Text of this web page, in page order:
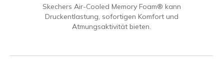
Skechers Air-Cooled Memory Foam® kann
Druckentlastung, sofortigen Komfort und
Atmungsaktivität bieten.